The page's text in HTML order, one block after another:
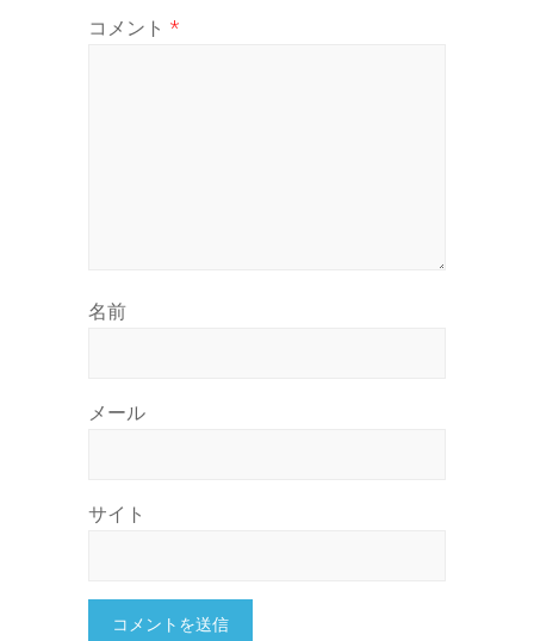
コメント *
名前
メール
サイト